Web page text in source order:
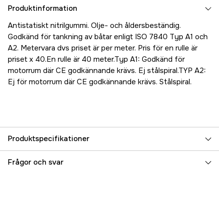
Produktinformation
Antistatiskt nitrilgummi. Olje- och åldersbeständig.
Godkänd för tankning av båtar enligt ISO 7840 Typ A1 och
A2. Metervara dvs priset är per meter. Pris för en rulle är
priset x 40.En rulle är 40 meter.Typ A1: Godkänd för
motorrum där CE godkännande krävs. Ej stålspiral.TYP A2:
Ej för motorrum där CE godkännande krävs. Stålspiral.
Produktspecifikationer
Referensnummer 5000023856
Frågor och svar